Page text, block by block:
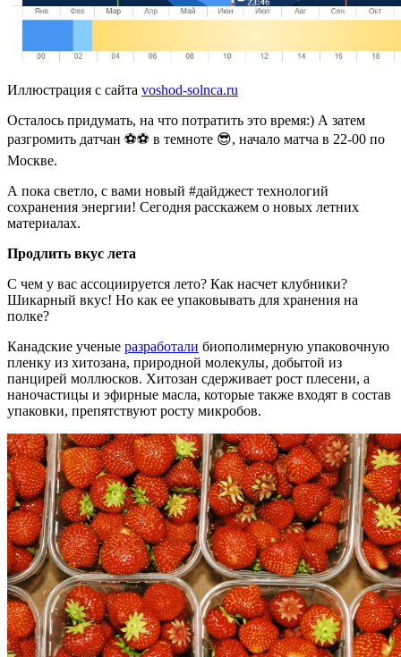
Иллюстрация с сайта voshod-solnca.ru
Осталось придумать, на что потратить это время:) А затем
разгромить датчан ⚽⚽ в темноте 😎, начало матча в 22-00 по
Москве.
А пока светло, с вами новый #дайджест технологий
сохранения энергии! Сегодня расскажем о новых летних
материалах.
Продлить вкус лета
С чем у вас ассоциируется лето? Как насчет клубники?
Шикарный вкус! Но как ее упаковывать для хранения на
полке?
Канадские ученые разработали биополимерную упаковочную
пленку из хитозана, природной молекулы, добытой из
панцирей моллюсков. Хитозан сдерживает рост плесени, а
наночастицы и эфирные масла, которые также входят в состав
упаковки, препятствуют росту микробов.